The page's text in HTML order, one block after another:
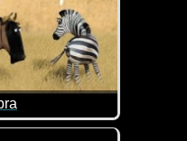
genau deshalb auch